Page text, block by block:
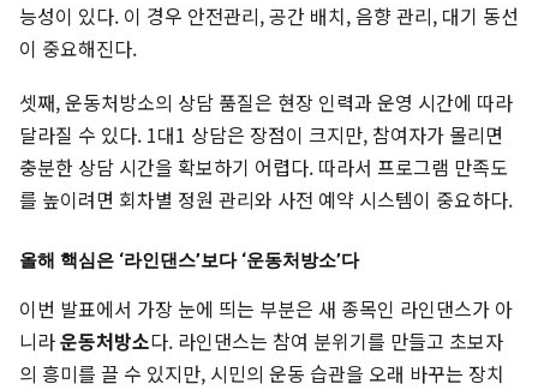
능성이 있다. 이 경우 안전관리, 공간 배치, 음향 관리, 대기 동선
이 중요해진다.
셋째, 운동처방소의 상담 품질은 현장 인력과 운영 시간에 따라
달라질 수 있다. 1대1 상담은 장점이 크지만, 참여자가 몰리면
충분한 상담 시간을 확보하기 어렵다. 따라서 프로그램 만족도
를 높이려면 회차별 정원 관리와 사전 예약 시스템이 중요하다.
올해 핵심은 ‘라인댄스’보다 ‘운동처방소’다
이번 발표에서 가장 눈에 띄는 부분은 새 종목인 라인댄스가 아
니라운동처방소다. 라인댄스는 참여 분위기를 만들고 초보자
의 흥미를 끌 수 있지만, 시민의 운동 습관을 오래 바꾸는 장치